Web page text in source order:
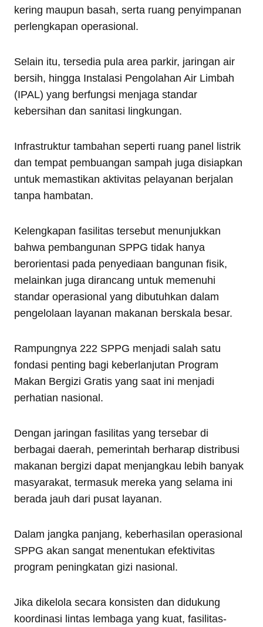
kering maupun basah, serta ruang penyimpanan
perlengkapan operasional.
Selain itu, tersedia pula area parkir, jaringan air
bersih, hingga Instalasi Pengolahan Air Limbah
(IPAL) yang berfungsi menjaga standar
kebersihan dan sanitasi lingkungan.
Infrastruktur tambahan seperti ruang panel listrik
dan tempat pembuangan sampah juga disiapkan
untuk memastikan aktivitas pelayanan berjalan
tanpa hambatan.
Kelengkapan fasilitas tersebut menunjukkan
bahwa pembangunan SPPG tidak hanya
berorientasi pada penyediaan bangunan fisik,
melainkan juga dirancang untuk memenuhi
standar operasional yang dibutuhkan dalam
pengelolaan layanan makanan berskala besar.
Rampungnya 222 SPPG menjadi salah satu
fondasi penting bagi keberlanjutan Program
Makan Bergizi Gratis yang saat ini menjadi
perhatian nasional.
Dengan jaringan fasilitas yang tersebar di
berbagai daerah, pemerintah berharap distribusi
makanan bergizi dapat menjangkau lebih banyak
masyarakat, termasuk mereka yang selama ini
berada jauh dari pusat layanan.
Dalam jangka panjang, keberhasilan operasional
SPPG akan sangat menentukan efektivitas
program peningkatan gizi nasional.
Jika dikelola secara konsisten dan didukung
koordinasi lintas lembaga yang kuat, fasilitas-